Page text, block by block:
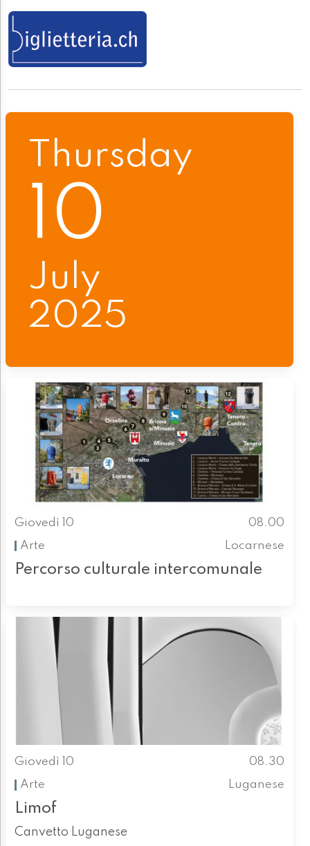
Thursday
10
July
2025
Giovedì 10
08.00
Arte
Locarnese
Percorso culturale intercomunale
Giovedì 10
08.30
Arte
Luganese
Limof
Canvetto Luganese